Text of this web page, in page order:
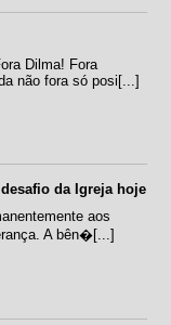
Dilma! Fora
não fora só posi[...]
da Igreja hoje
aos
A bên�[...]